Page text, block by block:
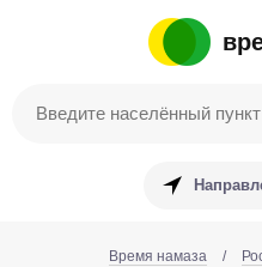
Время намаза /